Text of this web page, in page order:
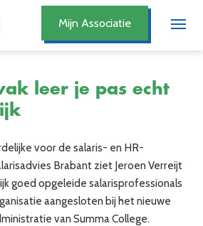
Mijn Associatie
leer je pas echt
voor de salaris- en HR-
Brabant ziet Jeroen Verreijt
goed opgeleide salarisprofessionals
aangesloten bij het nieuwe
van Summa College.